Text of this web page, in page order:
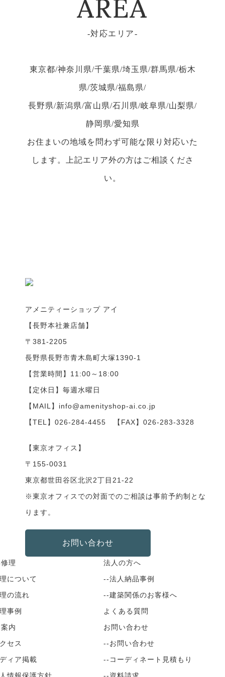
対応エリア
東京都/神奈川県/千葉県/埼玉県/群馬県/栃木
県/茨城県/福島県/
長野県/新潟県/富山県/石川県/岐阜県/山梨県/
静岡県/愛知県
お住まいの地域を問わず可能な限り対応いた
します。上記エリア外の方はご相談くださ
い。
アメニティーショップ アイ
【長野本社兼店舗】
〒381-2205
長野県長野市青木島町大塚1390-1
【営業時間】11:00～18:00
【定休日】毎週水曜日
【MAIL】info@amenityshop-ai.co.jp
【TEL】 026-284-4455 【FAX】026-283-3328
【東京オフィス】
〒155-0031
東京都世田谷区北沢2丁目21-22
※東京オフィスでの対面でのご相談は事前予約制とな
ります。
お問い合わせ
理
について
の流れ
事例
内
セス
ィア掲載
法人の方へ
--法人納品事例
--建築関係のお客様へ
よくある質問
お問い合わせ
--お問い合わせ
--コーディネート見積もり